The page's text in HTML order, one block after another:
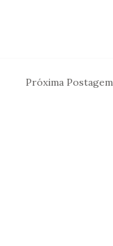
Próxima Postagem